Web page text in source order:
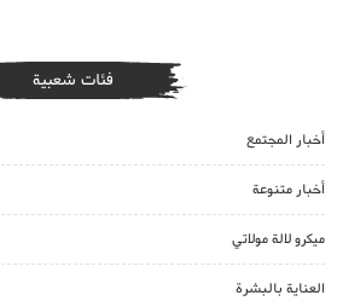
فئات شعبية
أخبار المجتمع
أخبار متنوعة
ميكرو لالة مولاتي
العناية بالبشرة